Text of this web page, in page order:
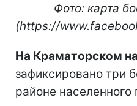
Фото: карта
(https://
На Краматорском
зафиксировано три
районе